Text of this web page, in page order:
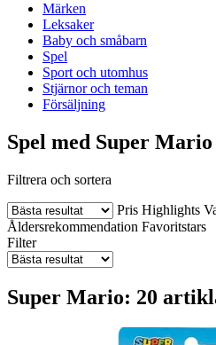
Märken
Leksaker
Baby och småbarn
Spel
Sport och utomhus
Stjärnor och teman
Försäljning
Spel med Super Mario
Filtrera och sortera
Pris Highlights
Åldersrekommendation Favoritstars
Filter
Super Mario: 20